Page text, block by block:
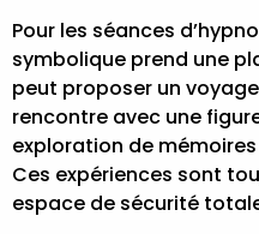
Pour les séances
symbolique prend une
peut proposer un
rencontre avec une
exploration de
Ces expériences sont
espace de sécurité